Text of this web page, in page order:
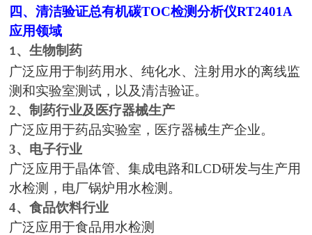
四、清洁验证总有机碳TOC检测分析仪RT2401A
应用领域
1、生物制药
广泛应用于制药用水、纯化水、注射用水的离线监
测和实验室测试，以及清洁验证。
2、制药行业及医疗器械生产
广泛应用于药品实验室，医疗器械生产企业。
3、 电子行业
广泛应用于晶体管、集成电路和LCD研发与生产用
水检测，电厂锅炉用水检测。
4、食品饮料行业
广泛应用于食品用水检测